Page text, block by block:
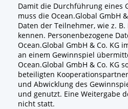
Damit die Durchführung eines
muss die Ocean.Global GmbH
Daten der Teilnehmer, wie z.
kennen. Personenbezogene
Ocean.Global GmbH & Co. KG
an einem Gewinnspiel
Ocean.Global GmbH & Co. KG
beteiligten
und Abwicklung des
und genutzt. Eine Weitergabe
nicht statt.